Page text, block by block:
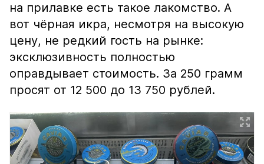
на прилавке есть такое лакомство. А
вот чёрная икра, несмотря на высокую
цену, не редкий гость на рынке:
эксклюзивность полностью
оправдывает стоимость. За 250 грамм
просят от 12 500 до 13 750 рублей.